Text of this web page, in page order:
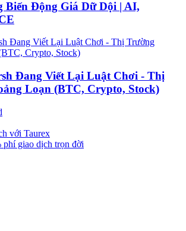
Biến Động Giá Dữ Dội | AI,
Đang Viết Lại Luật Chơi - Thị
Loạn (BTC, Crypto, Stock)